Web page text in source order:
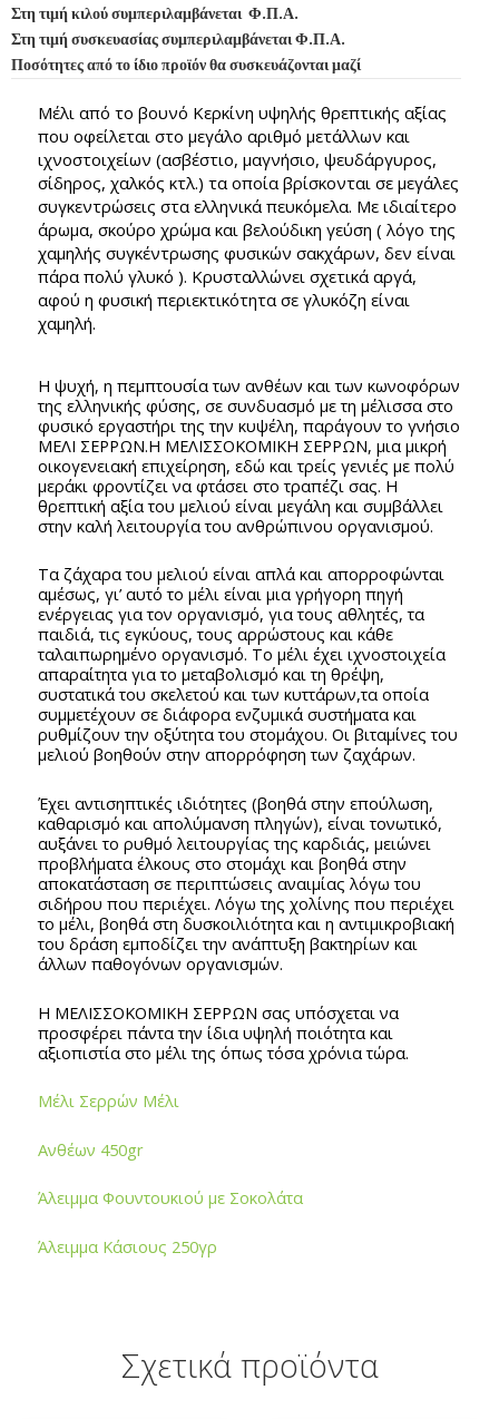
Στη τιμή κιλού συμπεριλαμβάνεται Φ.Π.Α.
Στη τιμή συσκευασίας συμπεριλαμβάνεται Φ.Π.Α.
Ποσότητες από το ίδιο προϊόν θα συσκευάζονται μαζί
Μέλι από το βουνό Κερκίνη υψηλής θρεπτικής αξίας
που οφείλεται στο μεγάλο αριθμό μετάλλων και
ιχνοστοιχείων (ασβέστιο, μαγνήσιο, ψευδάργυρος,
σίδηρος, χαλκός κτλ.) τα οποία βρίσκονται σε μεγάλες
συγκεντρώσεις στα ελληνικά πευκόμελα. Με ιδιαίτερο
άρωμα, σκούρο χρώμα και βελούδικη γεύση ( λόγο της
χαμηλής συγκέντρωσης φυσικών σακχάρων, δεν είναι
πάρα πολύ γλυκό ). Κρυσταλλώνει σχετικά αργά,
αφού η φυσική περιεκτικότητα σε γλυκόζη είναι
χαμηλή.
H ψυχή, η πεμπτουσία των ανθέων και των κωνοφόρων
της ελληνικής φύσης, σε συνδυασμό με τη μέλισσα στο
φυσικό εργαστήρι της την κυψέλη, παράγουν το γνήσιο
ΜΕΛΙ ΣΕΡΡΩΝ.Η ΜΕΛΙΣΣΟΚΟΜΙΚΗ ΣΕΡΡΩΝ, μια μικρή
οικογενειακή επιχείρηση, εδώ και τρείς γενιές με πολύ
μεράκι φροντίζει να φτάσει στο τραπέζι σας. Η
θρεπτική αξία του μελιού είναι μεγάλη και συμβάλλει
στην καλή λειτουργία του ανθρώπινου οργανισμού.
Τα ζάχαρα του μελιού είναι απλά και απορροφώνται
αμέσως, γι’ αυτό το μέλι είναι μια γρήγορη πηγή
ενέργειας για τον οργανισμό, για τους αθλητές, τα
παιδιά, τις εγκύους, τους αρρώστους και κάθε
ταλαιπωρημένο οργανισμό. Το μέλι έχει ιχνοστοιχεία
απαραίτητα για το μεταβολισμό και τη θρέψη,
συστατικά του σκελετού και των κυττάρων,τα οποία
συμμετέχουν σε διάφορα ενζυμικά συστήματα και
ρυθμίζουν την οξύτητα του στομάχου. Οι βιταμίνες του
μελιού βοηθούν στην απορρόφηση των ζαχάρων.
Έχει αντισηπτικές ιδιότητες (βοηθά στην επούλωση,
καθαρισμό και απολύμανση πληγών), είναι τονωτικό,
αυξάνει το ρυθμό λειτουργίας της καρδιάς, μειώνει
προβλήματα έλκους στο στομάχι και βοηθά στην
αποκατάσταση σε περιπτώσεις αναιμίας λόγω του
σιδήρου που περιέχει. Λόγω της χολίνης που περιέχει
το μέλι, βοηθά στη δυσκοιλιότητα και η αντιμικροβιακή
του δράση εμποδίζει την ανάπτυξη βακτηρίων και
άλλων παθογόνων οργανισμών.
Η ΜΕΛΙΣΣΟΚΟΜΙΚΗ ΣΕΡΡΩΝ σας υπόσχεται να
προσφέρει πάντα την ίδια υψηλή ποιότητα και
αξιοπιστία στο μέλι της όπως τόσα χρόνια τώρα.
Μέλι Σερρών Μέλι
Ανθέων 450gr
Άλειμμα Φουντουκιού με Σοκολάτα
Άλειμμα Κάσιους 250γρ
Σχετικά προϊόντα